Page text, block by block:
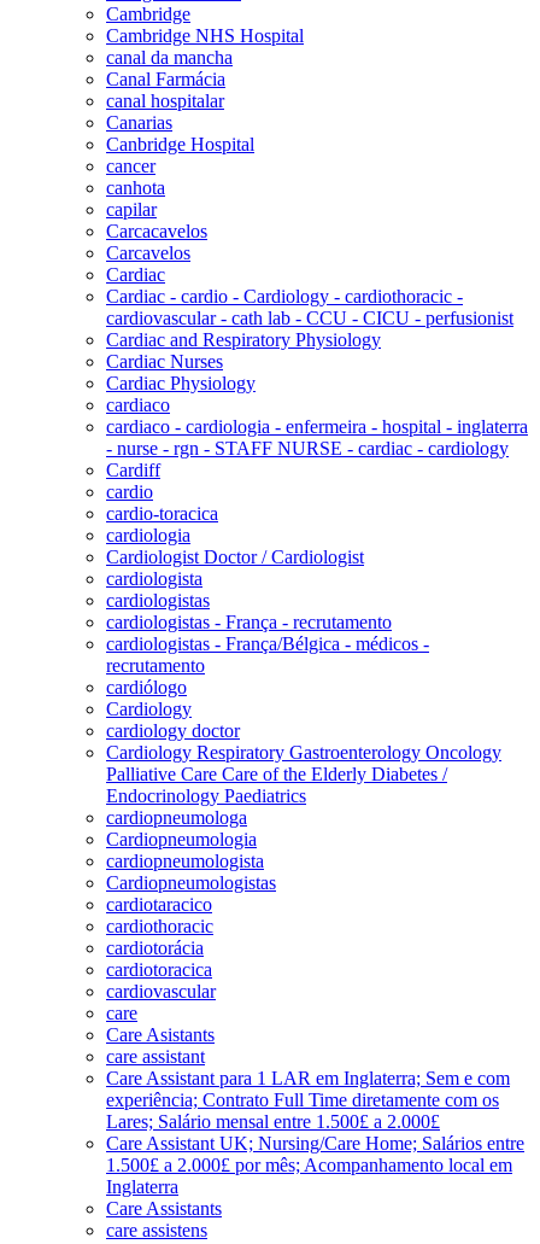
Cambridge
Cambridge NHS Hospital
canal da mancha
Canal Farmácia
canal hospitalar
Canarias
Canbridge Hospital
cancer
canhota
capilar
Carcacavelos
Carcavelos
Cardiac
Cardiac - cardio - Cardiology - cardiothoracic -
cardiovascular - cath lab - CCU - CICU - perfusionist
Cardiac and Respiratory Physiology
Cardiac Nurses
Cardiac Physiology
cardiaco
cardiaco - cardiologia - enfermeira - hospital - inglaterra
- nurse - rgn - STAFF NURSE - cardiac - cardiology
Cardiff
cardio
cardio-toracica
cardiologia
Cardiologist Doctor / Cardiologist
cardiologista
cardiologistas
cardiologistas - França - recrutamento
cardiologistas - França/Bélgica - médicos -
recrutamento
cardiólogo
Cardiology
cardiology doctor
Cardiology Respiratory Gastroenterology Oncology
Palliative Care Care of the Elderly Diabetes /
Endocrinology Paediatrics
cardiopneumologa
Cardiopneumologia
cardiopneumologista
Cardiopneumologistas
cardiotaracico
cardiothoracic
cardiotorácia
cardiotoracica
cardiovascular
care
Care Asistants
care assistant
Care Assistant para 1 LAR em Inglaterra; Sem e com
experiência; Contrato Full Time diretamente com os
Lares; Salário mensal entre 1.500£ a 2.000£
Care Assistant UK; Nursing/Care Home; Salários entre
1.500£ a 2.000£ por mês; Acompanhamento local em
Inglaterra
Care Assistants
care assistens